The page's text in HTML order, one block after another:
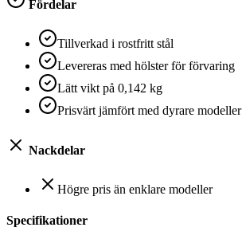
Fördelar
Tillverkad i rostfritt stål
Levereras med hölster för förvaring
Lätt vikt på 0,142 kg
Prisvärt jämfört med dyrare modeller
Nackdelar
Högre pris än enklare modeller
Specifikationer